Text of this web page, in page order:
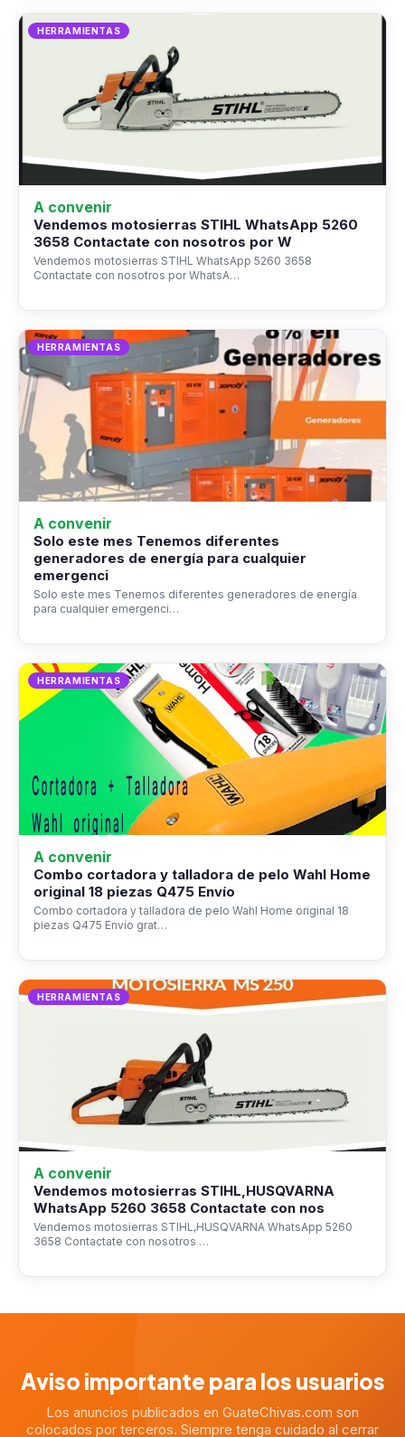
HERRAMIENTAS
A convenir
Vendemos motosierras STIHL WhatsApp 5260
3658 Contactate con nosotros por W
Vendemos motosierras STIHL WhatsApp 5260 3658
Contactate con nosotros por WhatsA…
HERRAMIENTAS
A convenir
Solo este mes Tenemos diferentes
generadores de energía para cualquier
emergenci
Solo este mes Tenemos diferentes generadores de energía
para cualquier emergenci…
HERRAMIENTAS
A convenir
Combo cortadora y talladora de pelo Wahl Home
original 18 piezas Q475 Envío
Combo cortadora y talladora de pelo Wahl Home original 18
piezas Q475 Envío grat…
HERRAMIENTAS
A convenir
Vendemos motosierras STIHL,HUSQVARNA
WhatsApp 5260 3658 Contactate con nos
Vendemos motosierras STIHL,HUSQVARNA WhatsApp 5260
3658 Contactate con nosotros …
Aviso importante para los usuarios
Los anuncios publicados en GuateChivas.com son
colocados por terceros. Siempre tenga cuidado al cerrar